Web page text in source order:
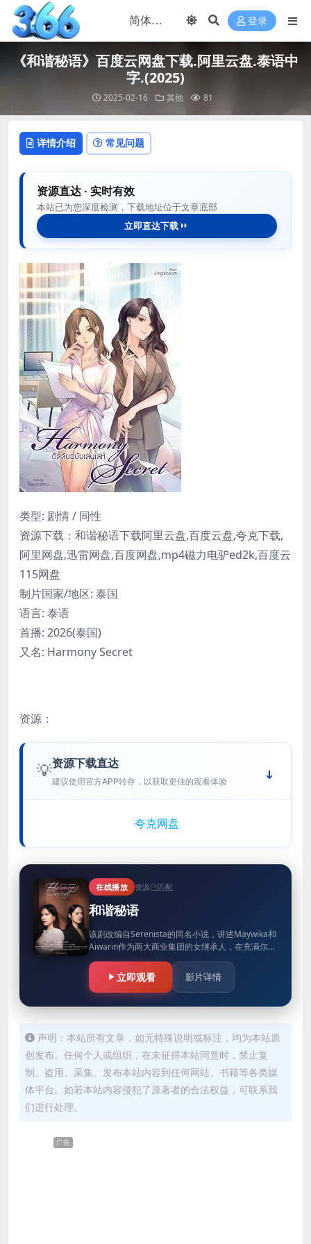
登录
《和谐秘语》百度云网盘下载.阿里云盘.泰语中
字.(2025)
2025-02-16 其他 81
详情介绍 常见问题
资源直达 · 实时有效
本站已为您深度检测，下载地址位于文章底部
立即直达下载
类型: 剧情 / 同性
资源下载：和谐秘语下载阿里云盘,百度云盘,夸克下载,
阿里网盘,迅雷网盘,百度网盘,mp4磁力电驴ed2k,百度云
115网盘
制片国家/地区: 泰国
语言: 泰语
首播: 2026(泰国)
又名: Harmony Secret
资源：
💡资源下载直达
建议使用官方APP转存，以获取更佳的观看体验
夸克网盘
在线播放 资源已匹配
和谐秘语
该剧改编自Serenista的同名小说，讲述Maywika和
Aiwarin作为两大商业集团的女继承人，在充满尔虞
我诈遍布欺骗阴谋的商场战争中，她们彼此征服斗
智斗… 立即观看 影片详情
声明：本站所有文章，如无特殊说明或标注，均为本站原
创发布。任何个人或组织，在未征得本站同意时，禁止复
制、盗用、采集、发布本站内容到任何网站、书籍等各类媒
体平台。如若本站内容侵犯了原著者的合法权益，可联系我
们进行处理。
广告